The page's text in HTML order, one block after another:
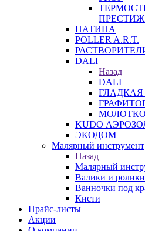
ПРЕСТИЖ
ПАТИНА
POLLER A.R.T.
DALI
Назад
DALI
ГЛАДКАЯ
KUDO
ЭКОДОМ
Малярный инструмент
Назад
Малярный
Валики и
Ванночки под
Кисти
Прайс-листы
Акции